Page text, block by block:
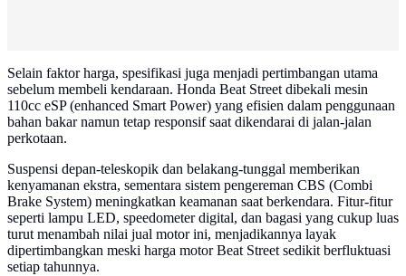
Selain faktor harga, spesifikasi juga menjadi pertimbangan utama
sebelum membeli kendaraan. Honda Beat Street dibekali mesin
110cc eSP (enhanced Smart Power) yang efisien dalam penggunaan
bahan bakar namun tetap responsif saat dikendarai di jalan-jalan
perkotaan.
Suspensi depan-teleskopik dan belakang-tunggal memberikan
kenyamanan ekstra, sementara sistem pengereman CBS (Combi
Brake System) meningkatkan keamanan saat berkendara. Fitur-fitur
seperti lampu LED, speedometer digital, dan bagasi yang cukup luas
turut menambah nilai jual motor ini, menjadikannya layak
dipertimbangkan meski harga motor Beat Street sedikit berfluktuasi
setiap tahunnya.